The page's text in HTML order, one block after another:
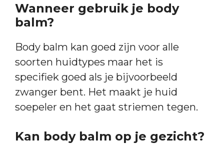
Wanneer gebruik je body
balm?
Body balm kan goed zijn voor alle
soorten huidtypes maar het is
specifiek goed als je bijvoorbeeld
zwanger bent. Het maakt je huid
soepeler en het gaat striemen tegen.
Kan body balm op je gezicht?